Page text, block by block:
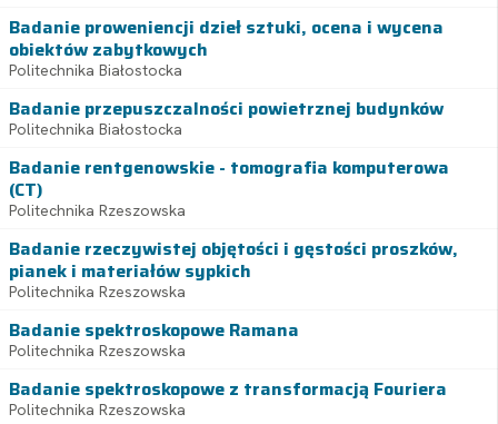
Badanie proweniencji dzieł sztuki, ocena i wycena
obiektów zabytkowych
Politechnika Białostocka
Badanie przepuszczalności powietrznej budynków
Politechnika Białostocka
Badanie rentgenowskie - tomografia komputerowa
(CT)
Politechnika Rzeszowska
Badanie rzeczywistej objętości i gęstości proszków,
pianek i materiałów sypkich
Politechnika Rzeszowska
Badanie spektroskopowe Ramana
Politechnika Rzeszowska
Badanie spektroskopowe z transformacją Fouriera
Politechnika Rzeszowska